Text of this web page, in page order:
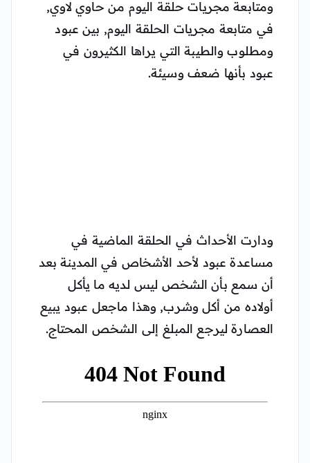
ومتابعة مجريات حلقة اليوم من حاوي لاوي,
في متابعة مجريات الحلقة اليوم, بين عبود
ومطلوب والطيبة التي يراها الكثيرون في
عبود بأنها ضعف وسيئة.
ودارت الأحداث في الحلقة الماضية في
مساعدة عبود لأحد الأشخاص في المدينة بعد
أن سمع بأن الشخص ليس لديه ما يأكل
أولاده من أكل وشرب, وهذا ماجعل عبود يبيع
العصارة ليرجع المبلغ إلى الشخص المحتاج.